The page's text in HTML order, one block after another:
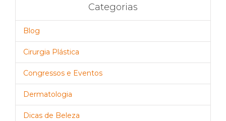
Categorias
Blog
Cirurgia Plástica
Congressos e Eventos
Dermatologia
Dicas de Beleza